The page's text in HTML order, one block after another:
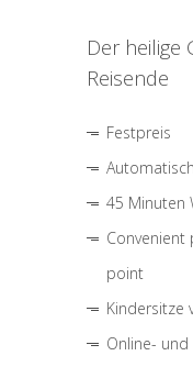
Der heilige
Reisende
Festpreis
45 Minuten
point
Kindersitze
Online-